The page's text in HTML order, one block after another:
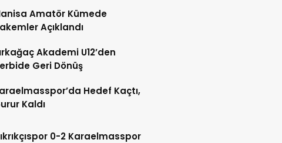
Amatör Kümede
Açıklandı
Akademi U12’den
Geri Dönüş
Hedef Kaçtı,
Kaldı
0-2 Karaelmasspor